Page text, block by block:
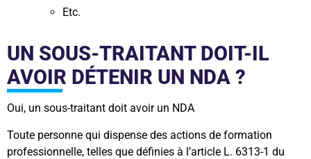
Etc.
UN SOUS-TRAITANT DOIT-IL
AVOIR DÉTENIR UN NDA ?
Oui, un sous-traitant doit avoir un NDA
Toute personne qui dispense des actions de formation
professionnelle, telles que définies à l’article L. 6313-1 du